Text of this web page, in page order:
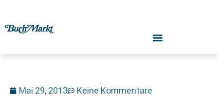
Mai 29, 2013 Keine Kommentare